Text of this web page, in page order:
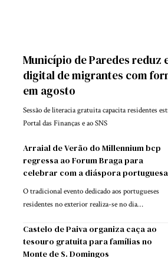
Município de Paredes reduz
digital de migrantes com
em agosto
Sessão de literacia gratuita capacita residentes
Portal das Finanças e ao SNS
Arraial de Verão do Millennium bcp
regressa ao Forum Braga para
celebrar com a diáspora portuguesa
O tradicional evento dedicado aos portugueses
residentes no exterior realiza-se no dia…
Castelo de Paiva organiza caça ao
tesouro gratuita para famílias no
Monte de S. Domingos